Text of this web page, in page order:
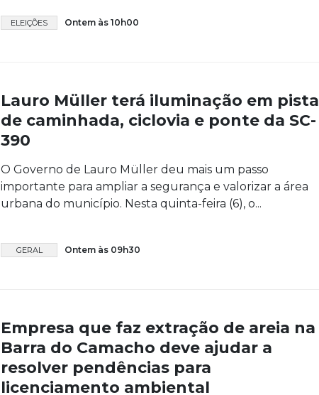
ELEIÇÕES Ontem às 10h00
Lauro Müller terá iluminação em pista
de caminhada, ciclovia e ponte da SC-
390
O Governo de Lauro Müller deu mais um passo
importante para ampliar a segurança e valorizar a área
urbana do município. Nesta quinta-feira (6), o...
GERAL Ontem às 09h30
Empresa que faz extração de areia na
Barra do Camacho deve ajudar a
resolver pendências para
licenciamento ambiental